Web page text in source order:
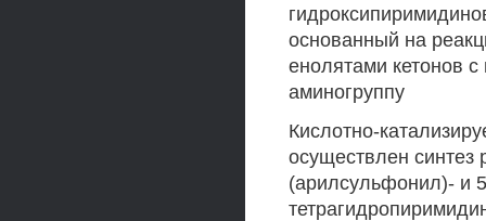
основанный на
енолятами кетонов
аминогруппу
Кислотно-
осуществлен синтез
(арилсульфонил)- и